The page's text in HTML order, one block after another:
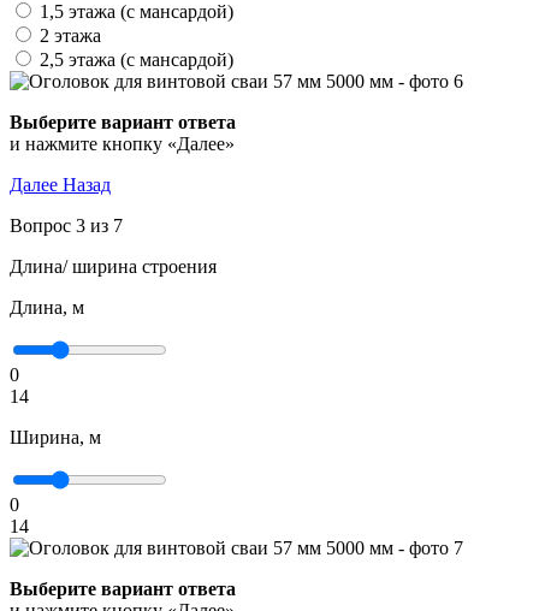
1,5 этажа (с мансардой)
2 этажа
2,5 этажа (с мансардой)
Выберите вариант ответа
и нажмите кнопку «Далее»
Далее Назад
Вопрос 3 из 7
Длина/ ширина строения
Длина, м
0
14
Ширина, м
0
14
Выберите вариант ответа